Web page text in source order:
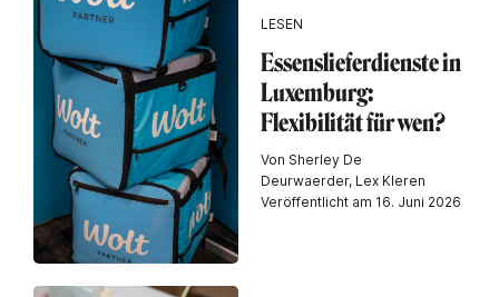
LESEN
Essenslieferdienste in
Luxemburg:
Flexibilität für wen?
Von Sherley De
Deurwaerder, Lex Kleren
Veröffentlicht am 16. Juni 2026